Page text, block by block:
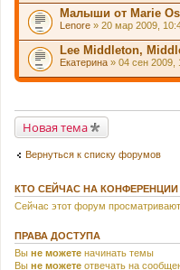
Малыши от Marie
Lenore » 20 мар 2009,
Lee Middleton,
Екатерина » 04 сен 2009,
Новая тема
Вернуться к списку форумов
КТО СЕЙЧАС НА КОНФЕРЕНЦИИ
Сейчас этот форум
ПРАВА ДОСТУПА
Вы не можете начинать темы
Вы не можете отвечать на